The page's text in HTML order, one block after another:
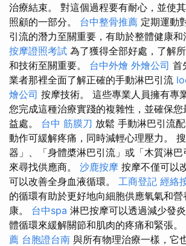
治療結束。 對這個過程要有耐心，並使
照顧的一部分。 台中整骨推薦 定期運動
引流的潛力至關重要，有助於整體健康和
按摩證照考試 為了獲得全部好處，了解
和技術至關重要。 台中外燴 外燴公司 首
業者那裡全面了解正確的手動淋巴引流
燴公司 按摩技術。 這些專業人員擁有專
您完成這種治療實踐的複雜性，並確保
益處。 台中 筋膜刀 放鬆 手動淋巴引流
動作可緩解疼痛，同時減輕心理壓力。
器」、「身體槳淋巴引流」或「木質淋巴
來尋找供應商。 沙鹿按摩 按摩不僅可以
可以改善全身血液循環。 工商登記 經絡
的循環有助於更好地向細胞供應氧氣和
康。 台中spa 淋巴按摩可以透過減少發
體循環來緩解關節和肌肉的疼痛和緊張。
薦 台胞證台南 與所有物理治療一樣，它